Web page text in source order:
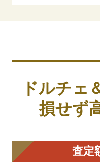
ドルチェ
損せず
査定